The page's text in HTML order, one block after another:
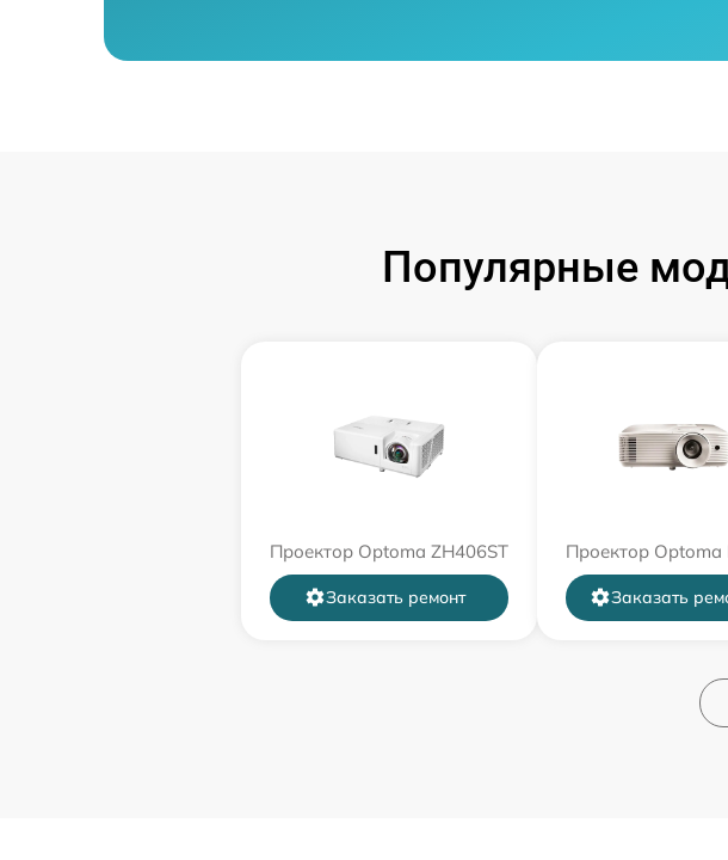
Популярные
Проектор Optoma ZH406ST
Заказать ремонт
Проектор Optoma
Заказать